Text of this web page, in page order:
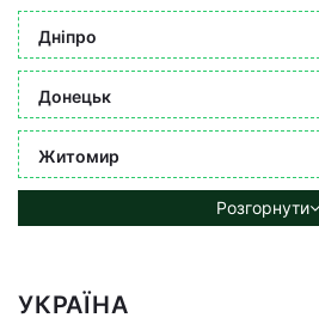
Дніпро
Донецьк
Житомир
Розгорнути
УКРАЇНА